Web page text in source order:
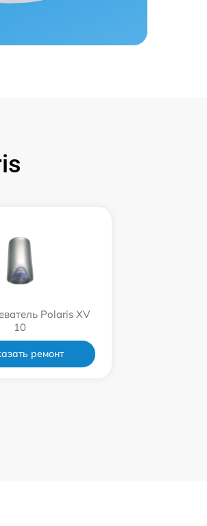
Polaris XV
10
ремонт